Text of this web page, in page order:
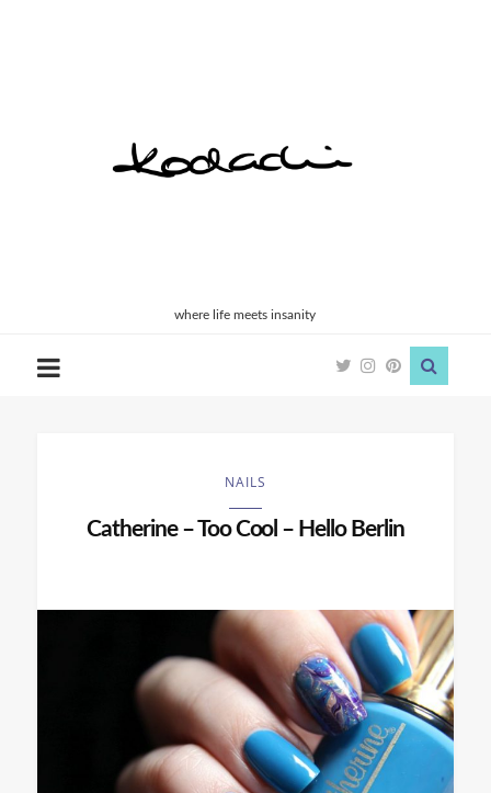
where life meets insanity
NAILS
Catherine – Too Cool – Hello Berlin